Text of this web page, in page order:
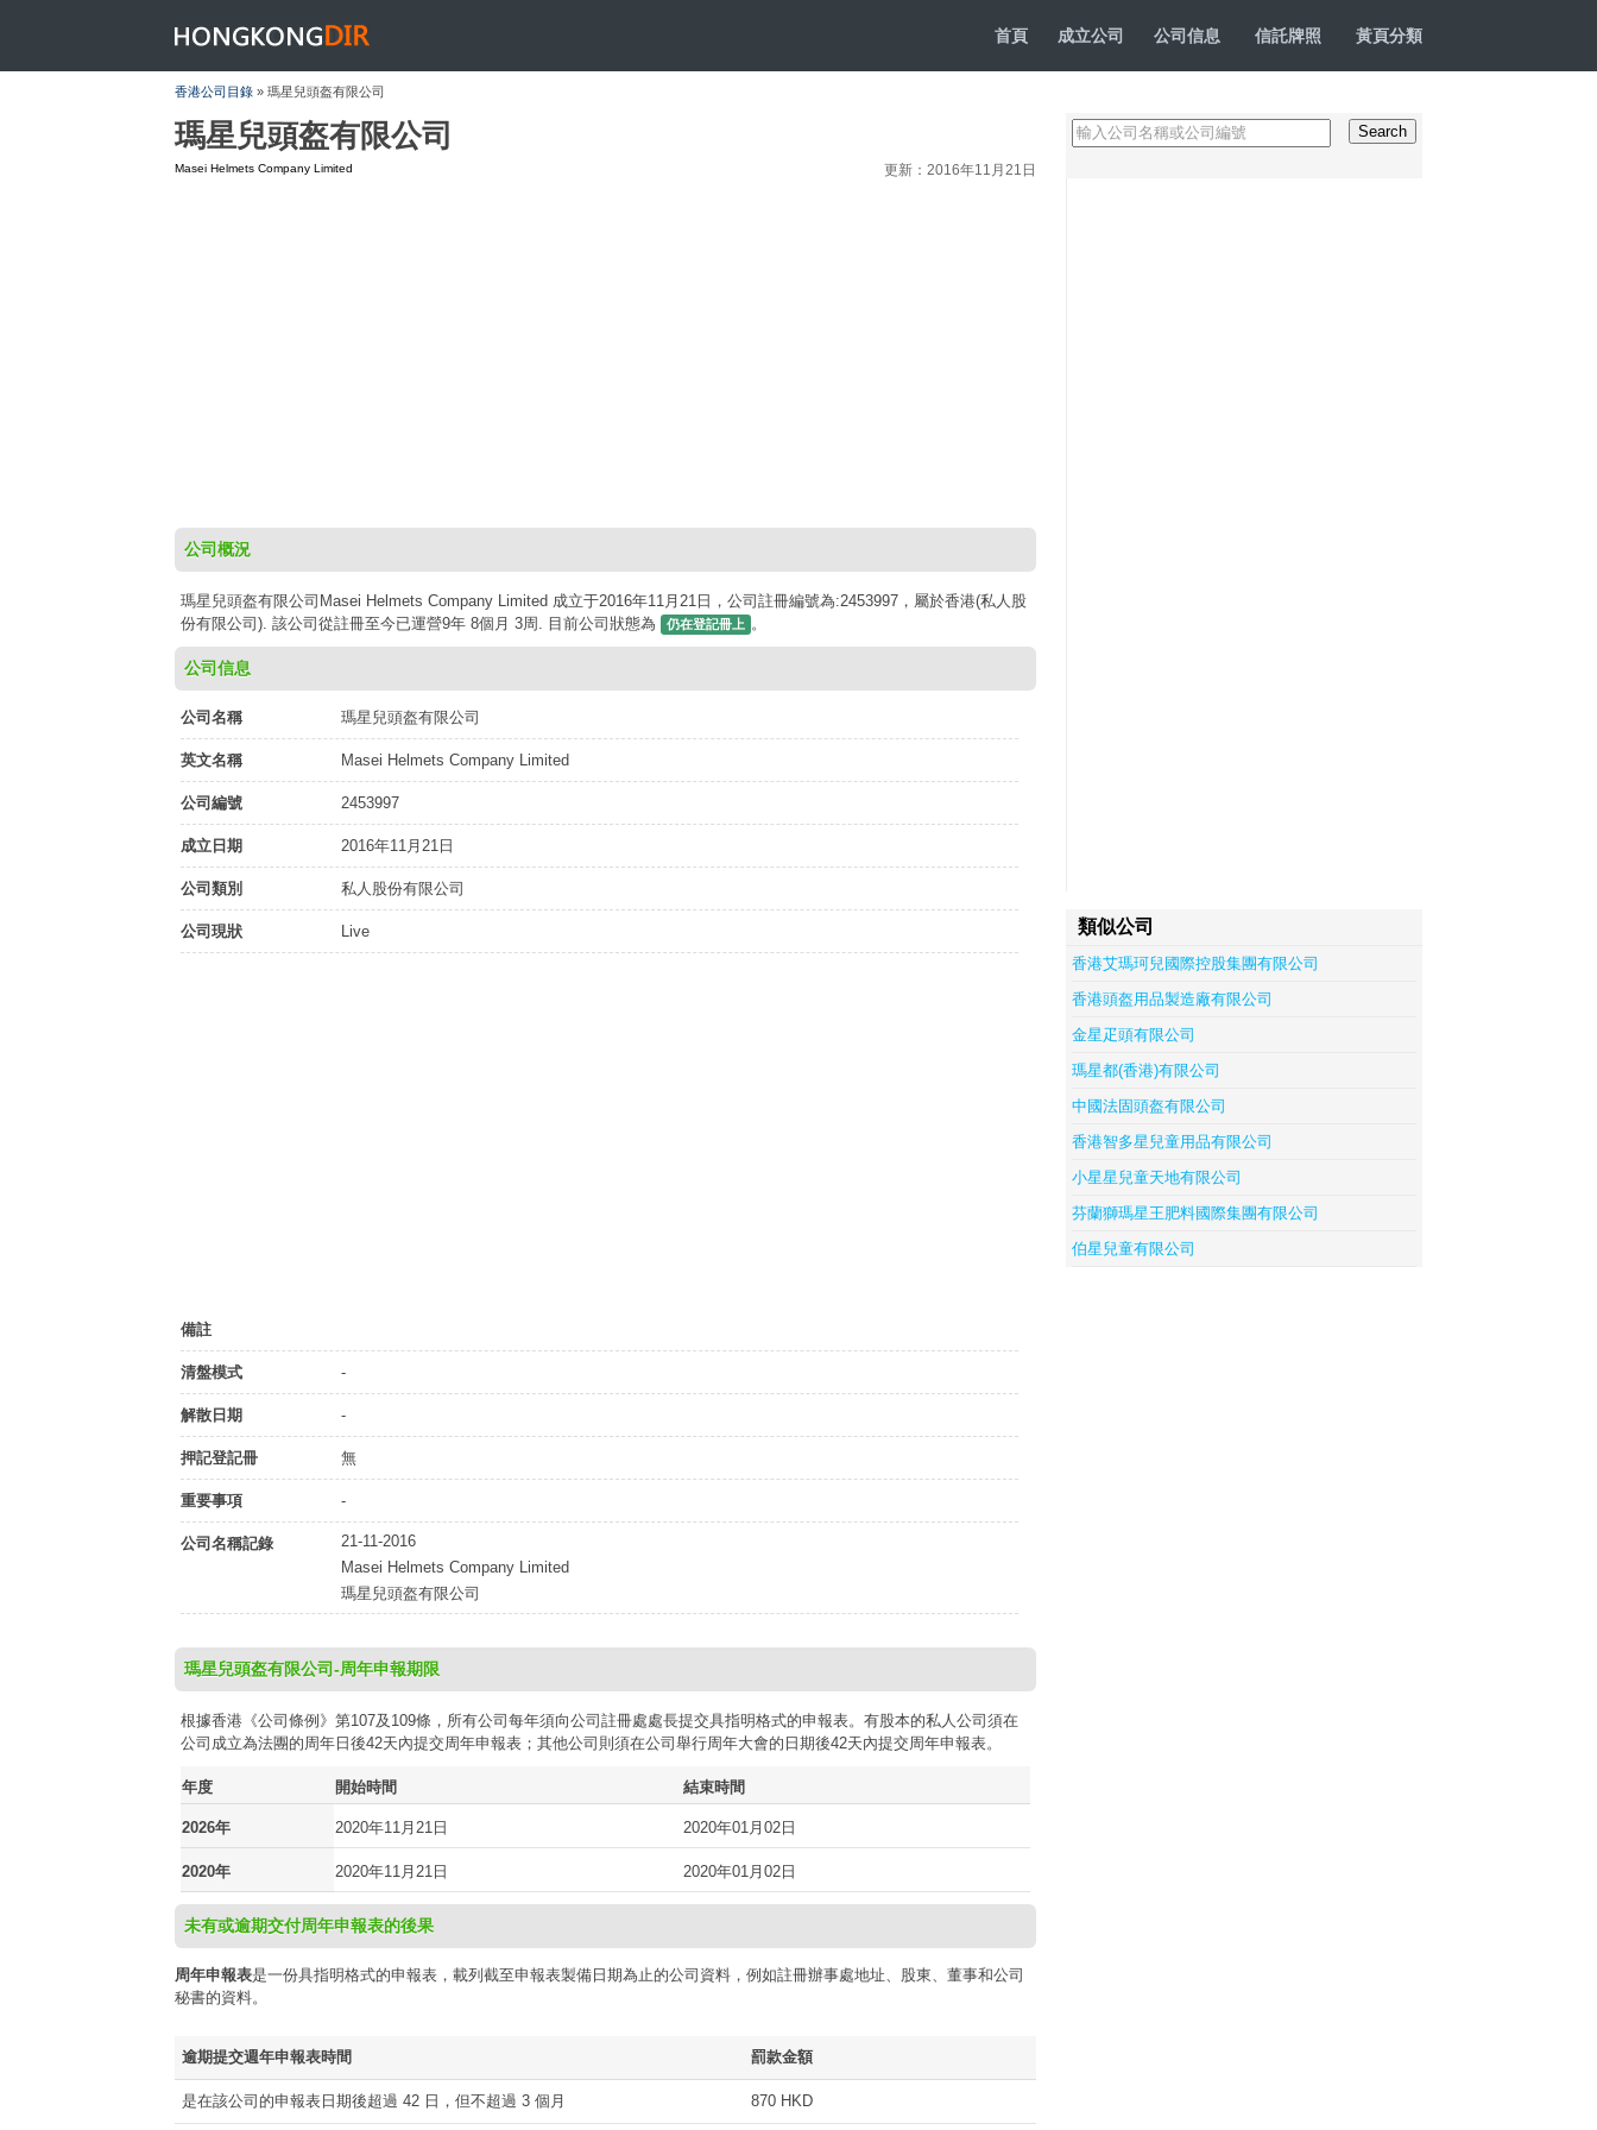
HONGKONGDIR 首頁 成立公司 公司信息 信託牌照 黃頁分類
香港公司目錄 » 瑪星兒頭盔有限公司
瑪星兒頭盔有限公司
Masei Helmets Company Limited 更新：2016年11月21日
公司概況
瑪星兒頭盔有限公司Masei Helmets Company Limited 成立于2016年11月21日，公司註冊編號為:2453997，屬於香港(私人股
份有限公司). 該公司從註冊至今已運營9年 8個月 3周. 目前公司狀態為
仍在登記冊上 。
公司信息
公司名稱 瑪星兒頭盔有限公司
英文名稱 Masei Helmets Company Limited
公司編號 2453997
成立日期 2016年11月21日
公司類別 私人股份有限公司
公司現狀 Live
備註
清盤模式 -
解散日期 -
押記登記冊 無
重要事項 -
公司名稱記錄
21-11-2016
Masei Helmets Company Limited
瑪星兒頭盔有限公司
瑪星兒頭盔有限公司-周年申報期限
根據香港《公司條例》第107及109條，所有公司每年須向公司註冊處處長提交具指明格式的申報表。有股本的私人公司須在
公司成立為法團的周年日後42天內提交周年申報表；其他公司則須在公司舉行周年大會的日期後42天內提交周年申報表。
年度 開始時間 結束時間
2026年 2020年11月21日 2020年01月02日
2020年 2020年11月21日 2020年01月02日
未有或逾期交付周年申報表的後果
周年申報表是一份具指明格式的申報表，載列截至申報表製備日期為止的公司資料，例如註冊辦事處地址、股東、董事和公司
秘書的資料。
逾期提交週年申報表時間 罰款金額
是在該公司的申報表日期後超過 42 日，但不超過 3 個月 870 HKD
類似公司
香港艾瑪珂兒國際控股集團有限公司
香港頭盔用品製造廠有限公司
金星疋頭有限公司
瑪星都(香港)有限公司
中國法固頭盔有限公司
香港智多星兒童用品有限公司
小星星兒童天地有限公司
芬蘭獅瑪星王肥料國際集團有限公司
伯星兒童有限公司